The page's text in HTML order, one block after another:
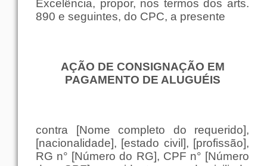
Excelência, propor, nos termos dos arts.
890 e seguintes, do CPC, a presente
AÇÃO DE CONSIGNAÇÃO EM
PAGAMENTO DE ALUGUÉIS
contra [Nome completo do requerido],
[nacionalidade], [estado civil], [profissão],
RG n° [Número do RG], CPF n° [Número